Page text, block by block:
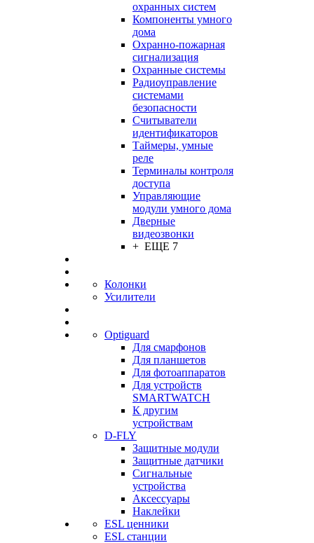
охранных систем
Компоненты умного
дома
Охранно-пожарная
сигнализация
Охранные системы
Радиоуправление
системами
безопасности
Считыватели
идентификаторов
Таймеры, умные
реле
Терминалы контроля
доступа
Управляющие
модули умного дома
Дверные
видеозвонки
+ ЕЩЕ 7
Колонки
Усилители
Optiguard
Для смарфонов
Для планшетов
Для фотоаппаратов
Для устройств
SMARTWATCH
К другим
устройствам
D-FLY
Защитные модули
Защитные датчики
Сигнальные
устройства
Аксессуары
Наклейки
ESL ценники
ESL станции